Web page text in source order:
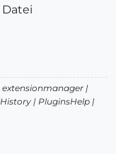
extensionmanager |
| PluginsHelp |